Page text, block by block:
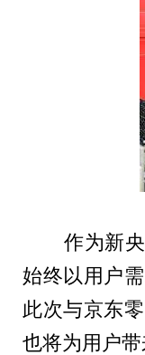
作为新央
始终以用户
此次与京东
也将为用户